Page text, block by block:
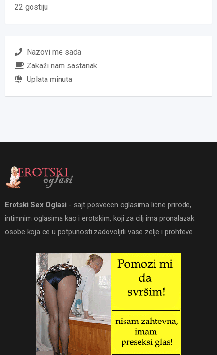
22 gostiju
Nazovi me sada
Zakaži nam sastanak
Uplata minuta
Erotski Sex Oglasi - sajt posvecen oglasima licne prirode,
intimnim oglasima kao i erotskim, koji za cilj ima pronalazak
osobe koja ce u potpunosti zadovoljiti vase zelje i prohteve